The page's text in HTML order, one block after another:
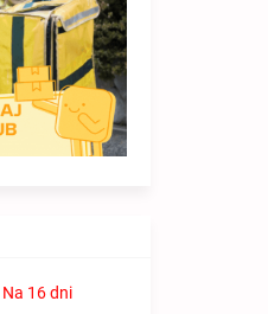
Na 16 dni